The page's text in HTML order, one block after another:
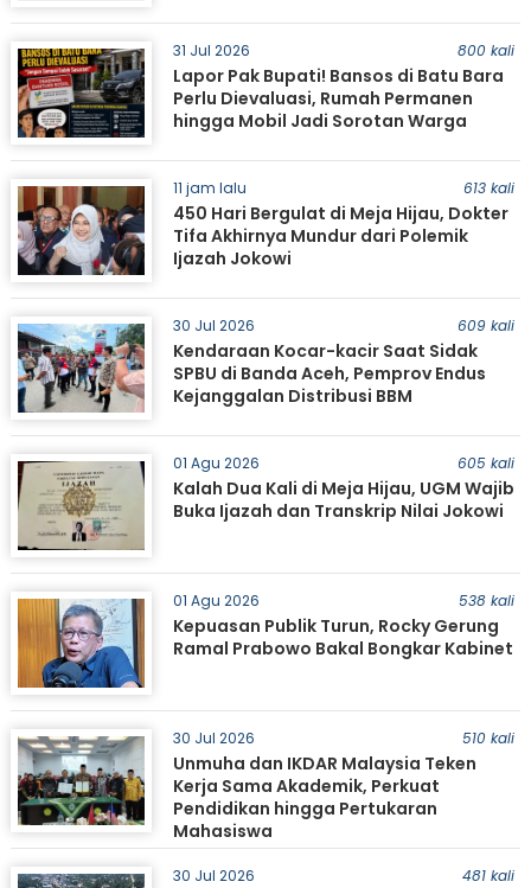
31 Jul 2026 800 kali
Lapor Pak Bupati! Bansos di Batu Bara
Perlu Dievaluasi, Rumah Permanen
hingga Mobil Jadi Sorotan Warga
11 jam lalu 613 kali
450 Hari Bergulat di Meja Hijau, Dokter
Tifa Akhirnya Mundur dari Polemik
Ijazah Jokowi
30 Jul 2026 609 kali
Kendaraan Kocar-kacir Saat Sidak
SPBU di Banda Aceh, Pemprov Endus
Kejanggalan Distribusi BBM
01 Agu 2026 605 kali
Kalah Dua Kali di Meja Hijau, UGM Wajib
Buka Ijazah dan Transkrip Nilai Jokowi
01 Agu 2026 538 kali
Kepuasan Publik Turun, Rocky Gerung
Ramal Prabowo Bakal Bongkar Kabinet
30 Jul 2026 510 kali
Unmuha dan IKDAR Malaysia Teken
Kerja Sama Akademik, Perkuat
Pendidikan hingga Pertukaran
Mahasiswa
30 Jul 2026 481 kali